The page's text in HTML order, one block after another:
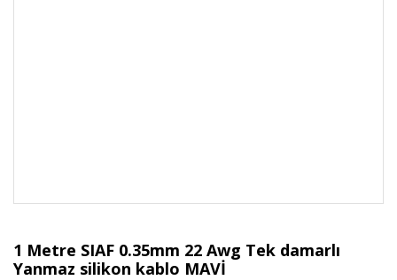
1 Metre SIAF 0.35mm 22 Awg Tek damarlı
Yanmaz silikon kablo MAVİ